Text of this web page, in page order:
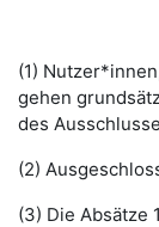
(1)
gehen
des
(2)
(3) Die Absätze